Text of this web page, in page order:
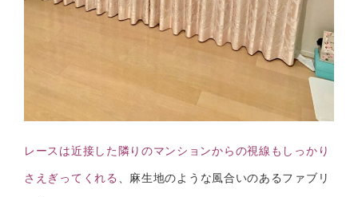
レースは近接した隣りのマンションからの視線もしっかり
さえぎってくれる 、麻生地のような風合いのあるファブリ